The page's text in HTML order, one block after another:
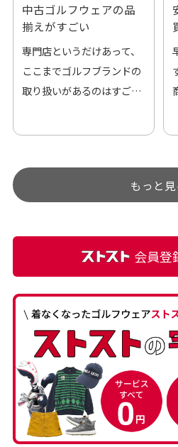
中古ゴルフウェアの品
揃えがすごい
専門店というだけあって、
ここまでゴルフブランドの
取り扱いがあるのはすご
す。
もっと見
会員登